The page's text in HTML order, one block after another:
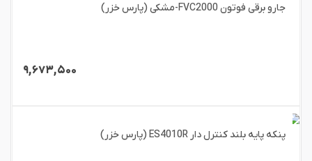
جارو برقی فوتون FVC2000-مشکی (پارس خزر)
۹,۶۷۳,۵۰۰
پنکه پایه بلند کنترل دار ES4010R (پارس خزر)